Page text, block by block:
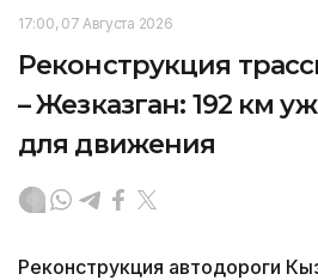
17:00, 07 Августа 2026
Реконструкция
– Жезказган: 192 км
для движения
Реконструкция автодороги